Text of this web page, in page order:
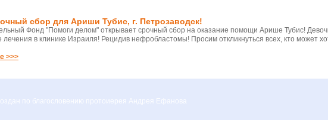
сбор для Ариши Тубис, г. Петрозаводск!
Фонд "Помоги делом" открывает срочный сбор на оказание помощи Арише Тубис!
в клинике Израиля! Рецидив нефробластомы! Просим откликнуться всех, кто может
>>>
по благословению протоиерея Андрея Ефанова